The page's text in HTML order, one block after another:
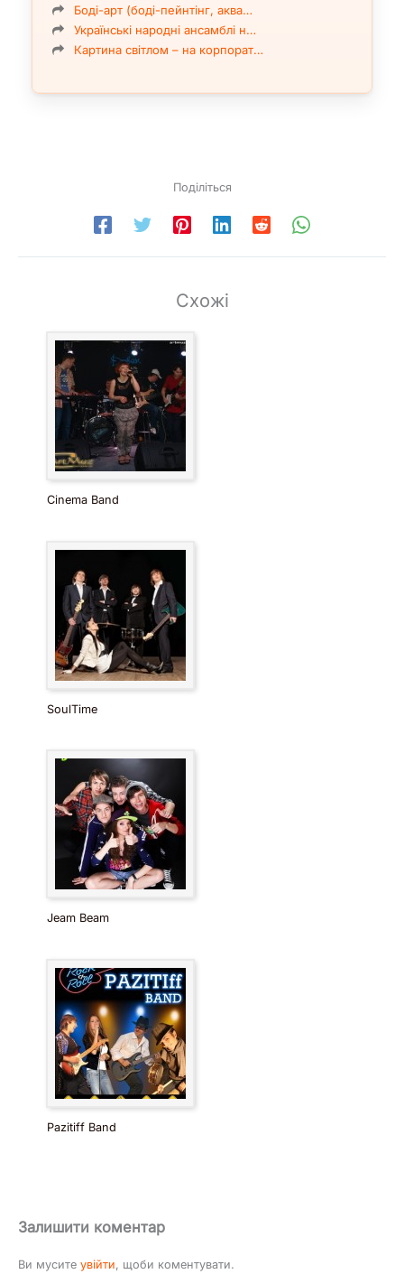
Боді-арт (боді-пейнтінг, аква…
Українські народні ансамблі н…
Картина світлом – на корпорат…
Поділіться
Схожі
Cinema Band
SoulTime
Jeam Beam
Pazitiff Band
Залишити коментар
Ви мусите увійти, щоби коментувати.